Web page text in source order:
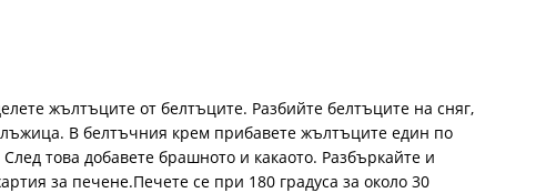
жълтъците от белтъците. Разбийте белтъците на сняг,
В белтъчния крем прибавете жълтъците един по
това добавете брашното и какаото. Разбъркайте и
за печене.Печете се при 180 градуса за около 30